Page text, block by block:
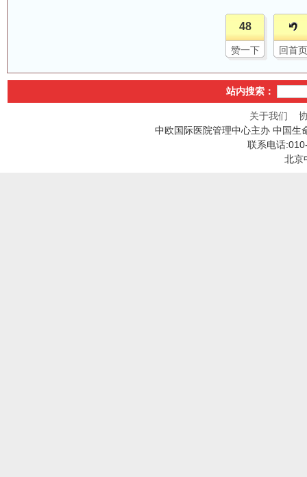
48
赞一下 回首页
站内搜索：
关于我们
中欧国际医院管理中心主办 中国生
联系电话
北京